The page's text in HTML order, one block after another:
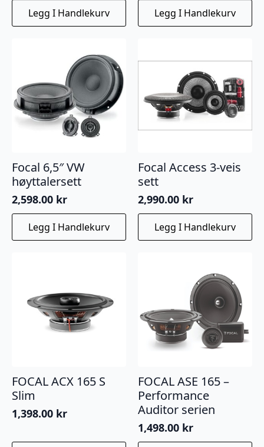
Legg I Handlekurv Legg I Handlekurv
Focal 6,5″ VW
høyttalersett
2,598.00 kr
Legg I Handlekurv
Focal Access 3-veis
sett
2,990.00 kr
Legg I Handlekurv
FOCAL ACX 165 S
Slim
1,398.00 kr
FOCAL ASE 165 –
Performance
Auditor serien
1,498.00 kr